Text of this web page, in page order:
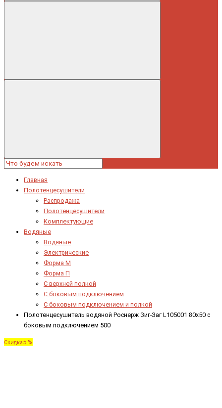
Главная
Полотенцесушители
Распродажа
Полотенцесушители
Комплектующие
Водяные
Водяные
Электрические
Форма М
Форма П
C верхней полкой
C боковым подключением
C боковым подключением и полкой
Полотенцесушитель водяной Роснерж Зиг-Заг L105001 80x50 с
боковым подключением 500
Скидка5 %